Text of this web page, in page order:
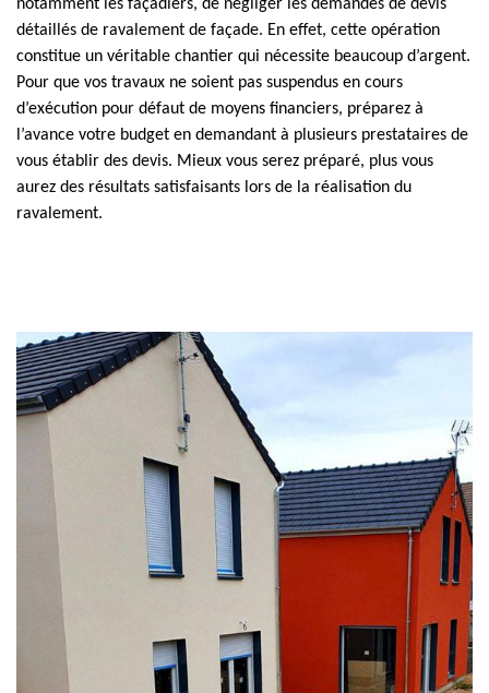
notamment les façadiers, de négliger les demandes de devis
détaillés de ravalement de façade. En effet, cette opération
constitue un véritable chantier qui nécessite beaucoup d’argent.
Pour que vos travaux ne soient pas suspendus en cours
d’exécution pour défaut de moyens financiers, préparez à
l’avance votre budget en demandant à plusieurs prestataires de
vous établir des devis. Mieux vous serez préparé, plus vous
aurez des résultats satisfaisants lors de la réalisation du
ravalement.